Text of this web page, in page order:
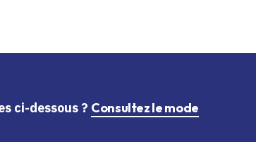
ci-dessous ? Consultez le mode